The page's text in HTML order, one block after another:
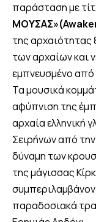
παράσταση με
ΜΟΥΣΑΣ»(
της
των αρχαίων και
εμπνευσμένο από
Τα μουσικά
αφύπνιση της
αρχαία ελληνική
Σειρήνων από
δύναμη των
της μάγισσας
παραδοσιακά